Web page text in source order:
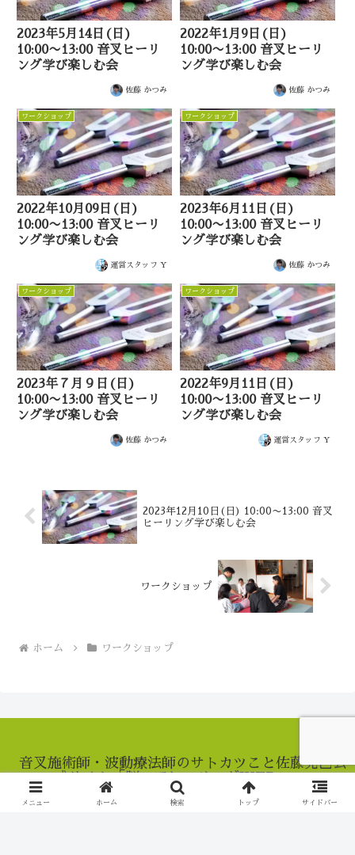
2023年5月14日(日)
10:00〜13:00 音叉ヒーリ
ング学び楽しむ会
佐藤 かつみ
2022年1月9日(日)
10:00〜13:00 音叉ヒーリ
ング学び楽しむ会
佐藤 かつみ
ワークショップ
2022年10月09日(日)
10:00〜13:00 音叉ヒーリ
ング学び楽しむ会
運営スタッフ Y
ワークショップ
2023年6月11日(日)
10:00〜13:00 音叉ヒーリ
ング学び楽しむ会
佐藤 かつみ
ワークショップ
2023年７月９日(日)
10:00〜13:00 音叉ヒーリ
ング学び楽しむ会
佐藤 かつみ
ワークショップ
2022年9月11日(日)
10:00〜13:00 音叉ヒーリ
ング学び楽しむ会
運営スタッフ Y
2023年12月10日(日) 10:00〜13:00 音叉
ヒーリング学び楽しむ会
ワークショップ
ホーム ワークショップ
音叉施術師・波動療法師のサトカツこと佐藤克巳公
式サイト「脳コアヒーリングWEB」
Profile Workshop
メニュー ホーム 検索 トップ サイドバー